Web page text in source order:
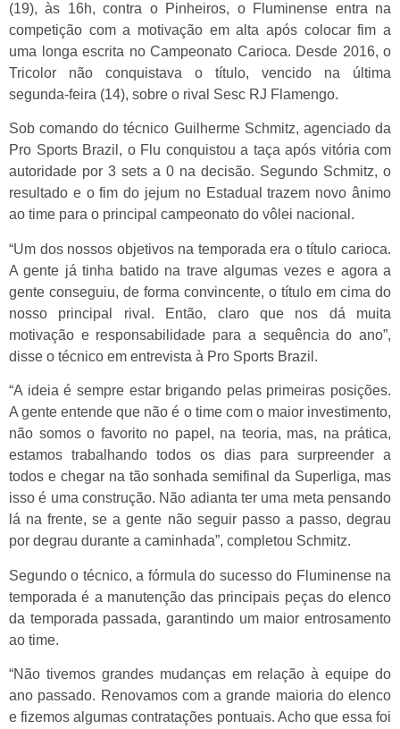
(19), às 16h, contra o Pinheiros, o Fluminense entra na
competição com a motivação em alta após colocar fim a
uma longa escrita no Campeonato Carioca. Desde 2016, o
Tricolor não conquistava o título, vencido na última
segunda-feira (14), sobre o rival Sesc RJ Flamengo.
Sob comando do técnico Guilherme Schmitz, agenciado da
Pro Sports Brazil, o Flu conquistou a taça após vitória com
autoridade por 3 sets a 0 na decisão. Segundo Schmitz, o
resultado e o fim do jejum no Estadual trazem novo ânimo
ao time para o principal campeonato do vôlei nacional.
“Um dos nossos objetivos na temporada era o título carioca.
A gente já tinha batido na trave algumas vezes e agora a
gente conseguiu, de forma convincente, o título em cima do
nosso principal rival. Então, claro que nos dá muita
motivação e responsabilidade para a sequência do ano”,
disse o técnico em entrevista à Pro Sports Brazil.
“A ideia é sempre estar brigando pelas primeiras posições.
A gente entende que não é o time com o maior investimento,
não somos o favorito no papel, na teoria, mas, na prática,
estamos trabalhando todos os dias para surpreender a
todos e chegar na tão sonhada semifinal da Superliga, mas
isso é uma construção. Não adianta ter uma meta pensando
lá na frente, se a gente não seguir passo a passo, degrau
por degrau durante a caminhada”, completou Schmitz.
Segundo o técnico, a fórmula do sucesso do Fluminense na
temporada é a manutenção das principais peças do elenco
da temporada passada, garantindo um maior entrosamento
ao time.
“Não tivemos grandes mudanças em relação à equipe do
ano passado. Renovamos com a grande maioria do elenco
e fizemos algumas contratações pontuais. Acho que essa foi